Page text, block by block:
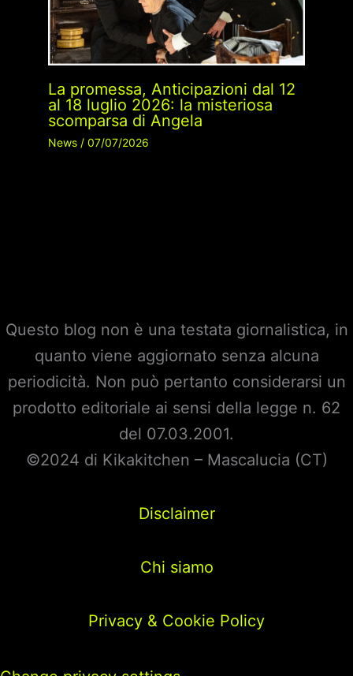
La promessa, Anticipazioni dal 12
al 18 luglio 2026: la misteriosa
scomparsa di Angela
News/ 07/07/2026
Questo blog non è una testata giornalistica, in
quanto viene aggiornato senza alcuna
periodicità. Non può pertanto considerarsi un
prodotto editoriale ai sensi della legge n. 62
del 07.03.2001.
©2024 di Kikakitchen – Mascalucia (CT)
Disclaimer
Chi siamo
Privacy & Cookie Policy